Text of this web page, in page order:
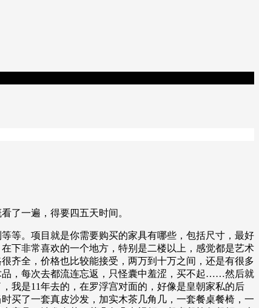
了一遍，得要四五天时间。
等。项目就是你需要购买的家具有哪些，包括尺寸，最好
下非常喜欢的一个地方，特别是二楼以上，感觉都是艺术
齐全，价格也比较能接受，两万到十万之间，还是有很多
品，每次去都流连忘返，只怪囊中羞涩，买不起……然后就
我是11年去的，在罗浮宫对面的，好像是皇朝家私的后
买了一套真皮沙发，加实木茶几角几，一套餐桌餐椅，一